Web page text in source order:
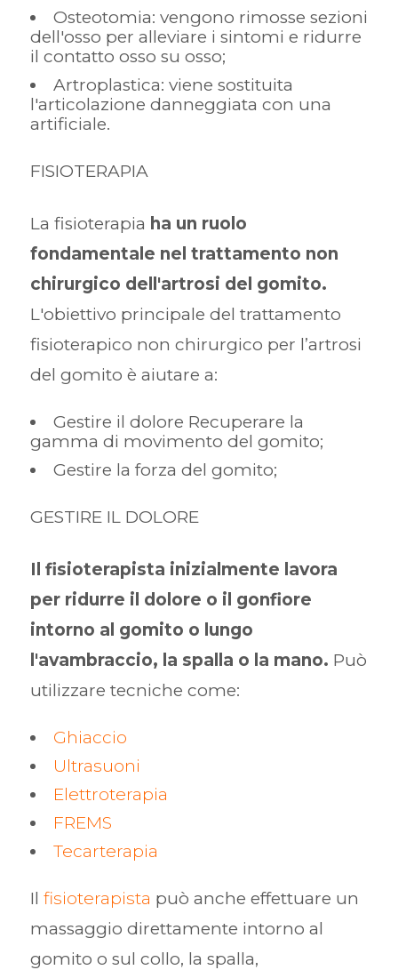
Osteotomia: vengono rimosse sezioni
dell'osso per alleviare i sintomi e ridurre
il contatto osso su osso;
Artroplastica: viene sostituita
l'articolazione danneggiata con una
artificiale.
FISIOTERAPIA
La fisioterapia ha un ruolo
fondamentale nel trattamento non
chirurgico dell'artrosi del gomito.
L'obiettivo principale del trattamento
fisioterapico non chirurgico per l’artrosi
del gomito è aiutare a:
Gestire il dolore Recuperare la
gamma di movimento del gomito;
Gestire la forza del gomito;
GESTIRE IL DOLORE
Il fisioterapista inizialmente lavora
per ridurre il dolore o il gonfiore
intorno al gomito o lungo
l'avambraccio, la spalla o la mano. Può
utilizzare tecniche come:
Ghiaccio
Ultrasuoni
Elettroterapia
FREMS
Tecarterapia
Il fisioterapista può anche effettuare un
massaggio direttamente intorno al
gomito o sul collo, la spalla,